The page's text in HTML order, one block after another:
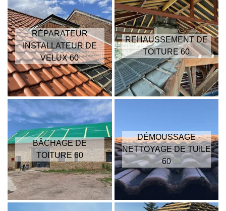
RÉPARATEUR
INSTALLATEUR DE
VELUX 60
REHAUSSEMENT DE
TOITURE 60
BÂCHAGE DE
TOITURE 60
DÉMOUSSAGE
NETTOYAGE DE TUILE
60